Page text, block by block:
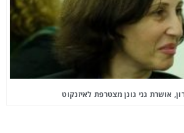
אושרת גני גונן מצטרפת לאיזנקוט